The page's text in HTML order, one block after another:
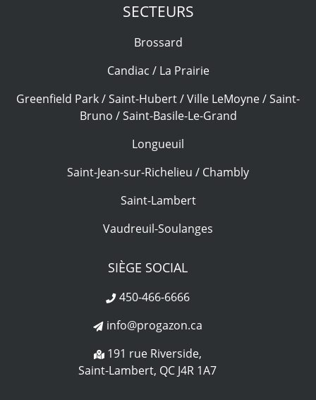
SECTEURS
Brossard
Candiac / La Prairie
Greenfield Park / Saint-Hubert / Ville LeMoyne / Saint-
Bruno / Saint-Basile-Le-Grand
Longueuil
Saint-Jean-sur-Richelieu / Chambly
Saint-Lambert
Vaudreuil-Soulanges
SIÈGE SOCIAL
450-466-6666
info@progazon.ca
191 rue Riverside,
Saint-Lambert, QC J4R 1A7